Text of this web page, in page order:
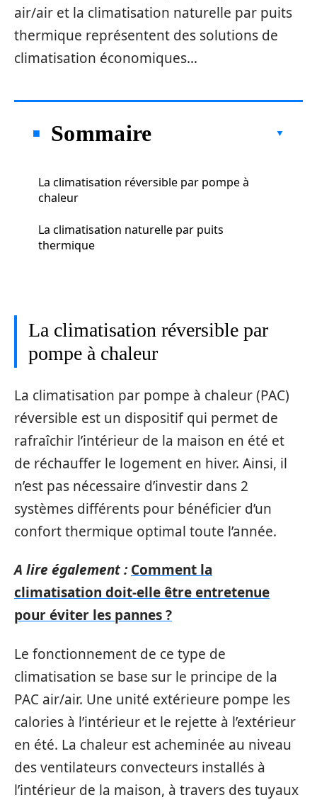
air/air et la climatisation naturelle par puits
thermique représentent des solutions de
climatisation économiques…
Sommaire
La climatisation réversible par pompe à
chaleur
La climatisation naturelle par puits
thermique
La climatisation réversible par
pompe à chaleur
La climatisation par pompe à chaleur (PAC)
réversible est un dispositif qui permet de
rafraîchir l’intérieur de la maison en été et
de réchauffer le logement en hiver. Ainsi, il
n’est pas nécessaire d’investir dans 2
systèmes différents pour bénéficier d’un
confort thermique optimal toute l’année.
A lire également : Comment la
climatisation doit-elle être entretenue
pour éviter les pannes ?
Le fonctionnement de ce type de
climatisation se base sur le principe de la
PAC air/air. Une unité extérieure pompe les
calories à l’intérieur et le rejette à l’extérieur
en été. La chaleur est acheminée au niveau
des ventilateurs convecteurs installés à
l’intérieur de la maison, à travers des tuyaux